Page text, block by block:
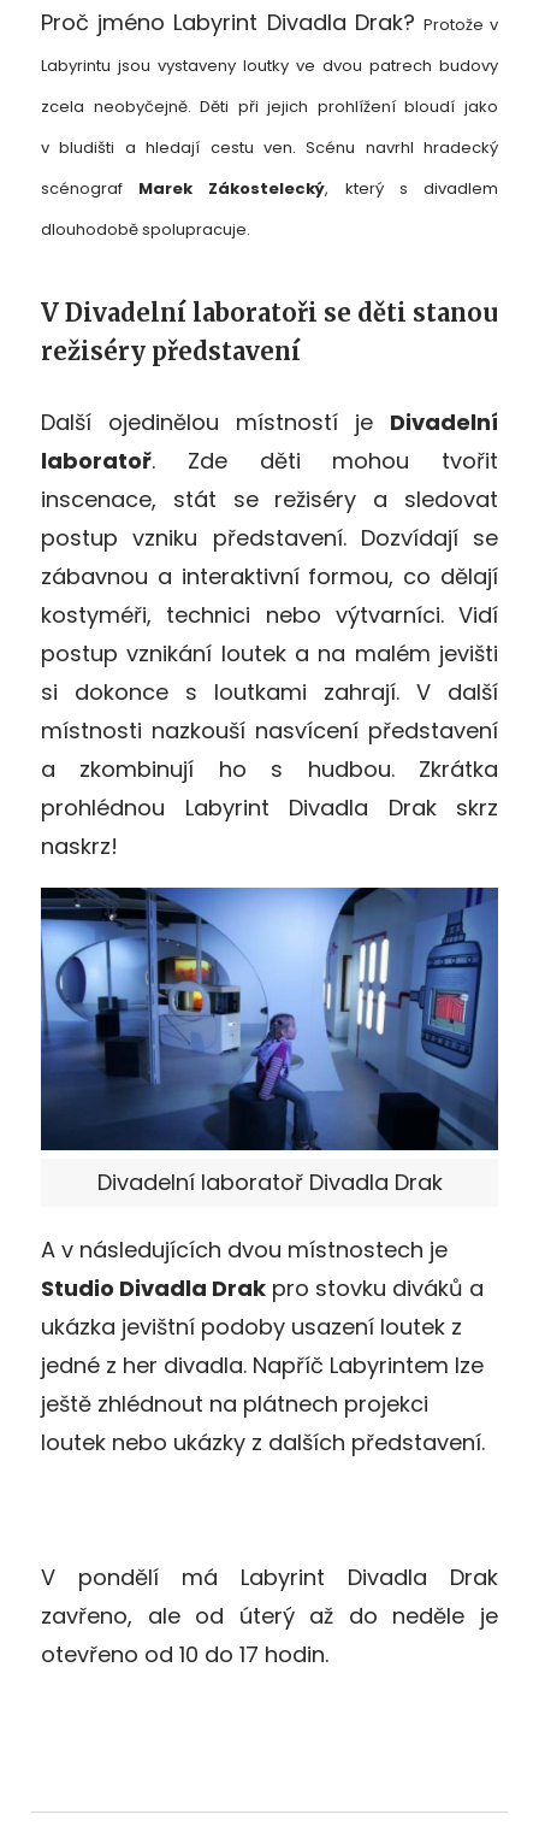
Proč jméno Labyrint Divadla Drak? Protože v
Labyrintu jsou vystaveny loutky ve dvou patrech budovy
zcela neobyčejně. Děti při jejich prohlížení bloudí jako
v bludišti a hledají cestu ven. Scénu navrhl hradecký
scénograf Marek Zákostelecký, který s divadlem
dlouhodobě spolupracuje.
V Divadelní laboratoři se děti stanou
režiséry představení
Další ojedinělou místností je Divadelní
laboratoř. Zde děti mohou tvořit
inscenace, stát se režiséry a sledovat
postup vzniku představení. Dozvídají se
zábavnou a interaktivní formou, co dělají
kostyméři, technici nebo výtvarníci. Vidí
postup vznikání loutek a na malém jevišti
si dokonce s loutkami zahrají. V další
místnosti nazkouší nasvícení představení
a zkombinují ho s hudbou. Zkrátka
prohlédnou Labyrint Divadla Drak skrz
naskrz!
Divadelní laboratoř Divadla Drak
A v následujících dvou místnostech je
Studio Divadla Drak pro stovku diváků a
ukázka jevištní podoby usazení loutek z
jedné z her divadla. Napříč Labyrintem lze
ještě zhlédnout na plátnech projekci
loutek nebo ukázky z dalších představení.
V pondělí má Labyrint Divadla Drak
zavřeno, ale od úterý až do neděle je
otevřeno od 10 do 17 hodin.